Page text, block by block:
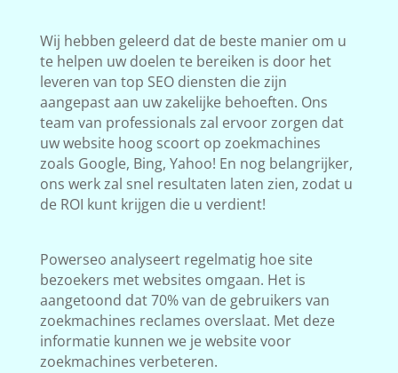
Wij hebben geleerd dat de beste manier om u
te helpen uw doelen te bereiken is door het
leveren van top SEO diensten die zijn
aangepast aan uw zakelijke behoeften. Ons
team van professionals zal ervoor zorgen dat
uw website hoog scoort op zoekmachines
zoals Google, Bing, Yahoo! En nog belangrijker,
ons werk zal snel resultaten laten zien, zodat u
de ROI kunt krijgen die u verdient!
Powerseo analyseert regelmatig hoe site
bezoekers met websites omgaan. Het is
aangetoond dat 70% van de gebruikers van
zoekmachines reclames overslaat. Met deze
informatie kunnen we je website voor
zoekmachines verbeteren.